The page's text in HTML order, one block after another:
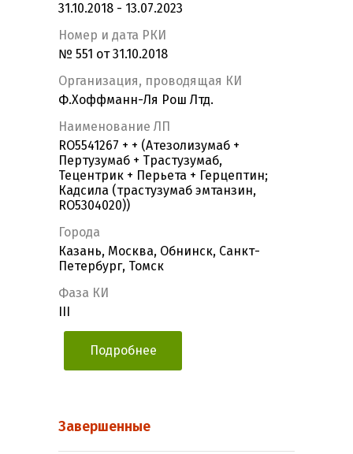
31.10.2018 - 13.07.2023
Номер и дата РКИ
№ 551 от 31.10.2018
Организация, проводящая КИ
Ф.Хоффманн-Ля Рош Лтд.
Наименование ЛП
RO5541267 + + (Атезолизумаб +
Пертузумаб + Трастузумаб,
Тецентрик + Перьета + Герцептин;
Кадсила (трастузумаб эмтанзин,
RO5304020))
Города
Казань, Москва, Обнинск, Санкт-
Петербург, Томск
Фаза КИ
Подробнее
Завершенные